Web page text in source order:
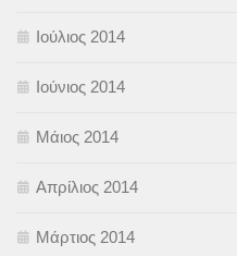
Ιούλιος 2014
Ιούνιος 2014
Μάιος 2014
Απρίλιος 2014
Μάρτιος 2014